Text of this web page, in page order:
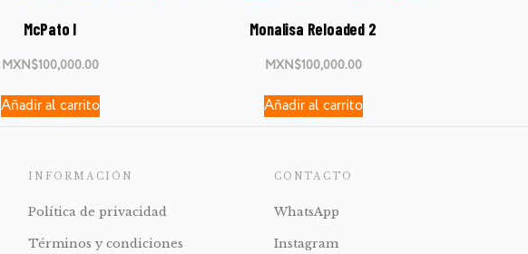
McPato I
MXN$100,000.00
Añadir al carrito
Monalisa Reloaded 2
MXN$100,000.00
Añadir al carrito
INFORMACIÓN
Política de privacidad
Términos y condiciones
CONTACTO
WhatsApp
Instagram